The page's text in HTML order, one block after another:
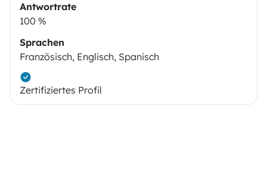
Antwortrate
100 %
Sprachen
Französisch, Englisch, Spanisch
Zertifiziertes Profil